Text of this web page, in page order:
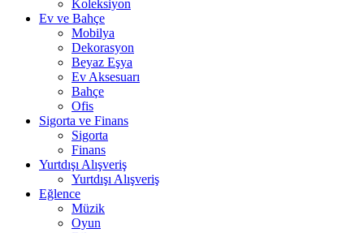
Koleksiyon
Ev ve Bahçe
Mobilya
Dekorasyon
Beyaz Eşya
Ev Aksesuarı
Bahçe
Ofis
Sigorta ve Finans
Sigorta
Finans
Yurtdışı Alışveriş
Yurtdışı Alışveriş
Eğlence
Müzik
Oyun